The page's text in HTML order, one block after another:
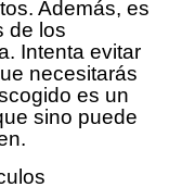
Además, es
de los
Intenta evitar
necesitarás
es un
sino puede